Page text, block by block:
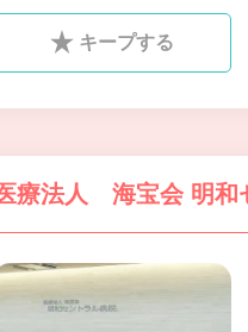
ています。
キープする
療法人 海宝会 明和